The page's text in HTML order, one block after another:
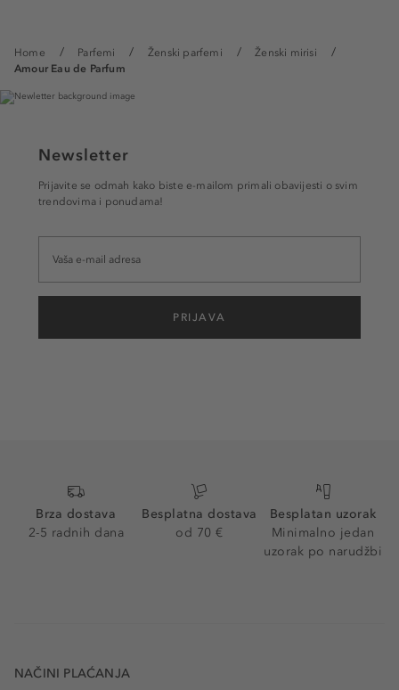
Home Parfemi Ženski parfemi
Ženski mirisi
Amour Eau de Parfum
Newsletter
Prijavite se odmah kako biste e-mailom primali obavijesti o svim
trendovima i ponudama!
PRIJAVA
Brza dostava
2-5 radnih dana
Besplatna dostava
od 70 €
Besplatan uzorak
Minimalno jedan
uzorak po narudžbi
NAČINI PLAĆANJA